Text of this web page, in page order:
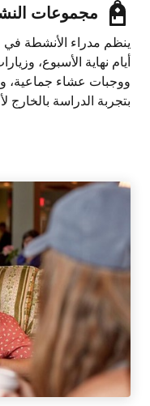
مجموعات
ينظم مدراء الأنشطة
أيام نهاية الأسبوع،
ووجبات عشاء جماعية،
بتجربة الدراسة